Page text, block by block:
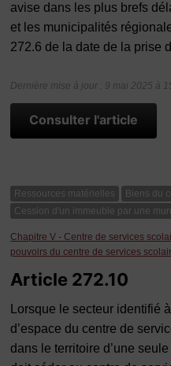
avise dans les plus brefs
et les municipalités
272.6 de la date de la prise
Dernière mise à jour : 9 mai 2025 à
Consulter l'article
Ressources matérielles
Biens du
Cession d'un immeuble par une
Chapitre V - Centre de services
pouvoirs du centre de services
Article 272.10
Lorsque le secteur identifié
d’espace du centre de
dans le territoire d’une